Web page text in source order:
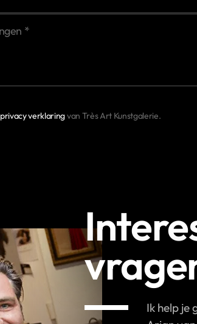
privacy verklaringvan Très Art Kunstgalerie.
Ik help je